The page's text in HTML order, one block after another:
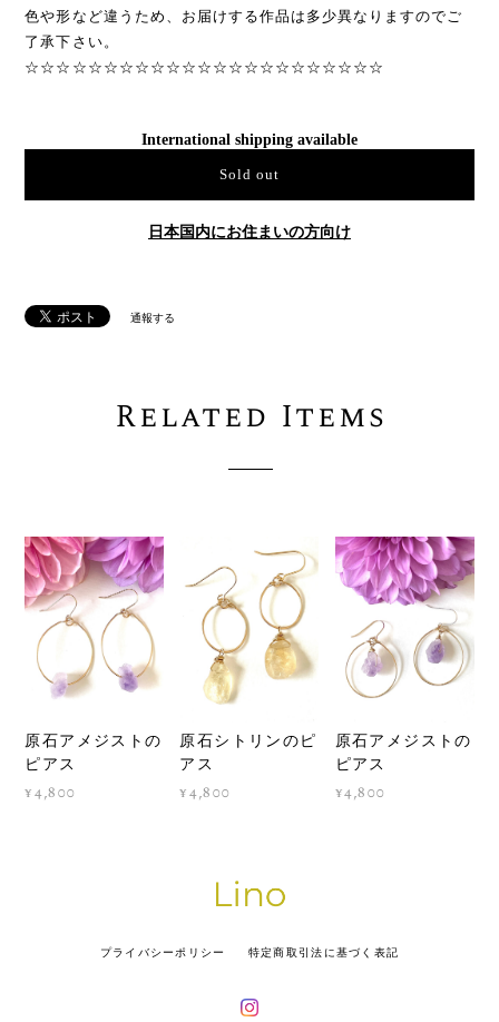
色や形など違うため、お届けする作品は多少異なりますのでご
了承下さい。
☆☆☆☆☆☆☆☆☆☆☆☆☆☆☆☆☆☆☆☆☆☆☆
International shipping available
Sold out
日本国内にお住まいの方向け
通報する
Related Items
原石アメジストの
ピアス
¥4,800
原石シトリンのピ
アス
¥4,800
原石アメジストの
ピアス
¥4,800
プライバシーポリシー 特定商取引法に基づく表記